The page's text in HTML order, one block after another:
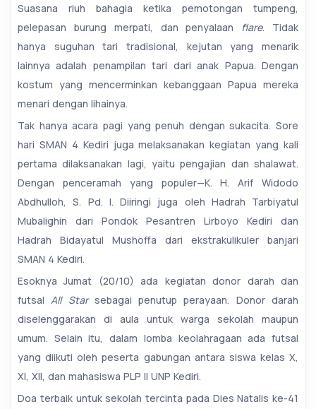
Suasana riuh bahagia ketika pemotongan tumpeng,
pelepasan burung merpati, dan penyalaan flare. Tidak
hanya suguhan tari tradisional, kejutan yang menarik
lainnya adalah penampilan tari dari anak Papua. Dengan
kostum yang mencerminkan kebanggaan Papua mereka
menari dengan lihainya.
Tak hanya acara pagi yang penuh dengan sukacita. Sore
hari SMAN 4 Kediri juga melaksanakan kegiatan yang kali
pertama dilaksanakan lagi, yaitu pengajian dan shalawat.
Dengan penceramah yang populer—K. H. Arif Widodo
Abdhulloh, S. Pd. I. Diiringi juga oleh Hadrah Tarbiyatul
Mubalighin dari Pondok Pesantren Lirboyo Kediri dan
Hadrah Bidayatul Mushoffa dari ekstrakulikuler banjari
SMAN 4 Kediri.
Esoknya Jumat (20/10) ada kegiatan donor darah dan
futsal All Star sebagai penutup perayaan. Donor darah
diselenggarakan di aula untuk warga sekolah maupun
umum. Selain itu, dalam lomba keolahragaan ada futsal
yang diikuti oleh peserta gabungan antara siswa kelas X,
XI, XII, dan mahasiswa PLP II UNP Kediri.
Doa terbaik untuk sekolah tercinta pada Dies Natalis ke-41